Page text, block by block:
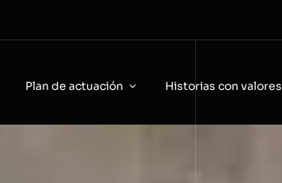
Plan de actuación Historias con valores